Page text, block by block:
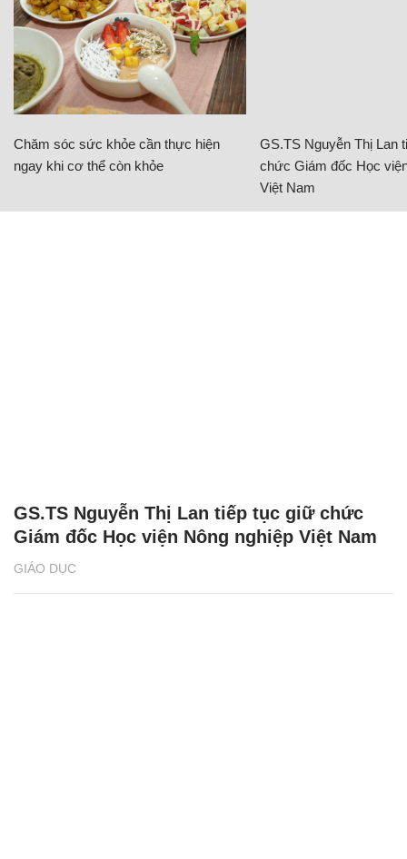
Chăm sóc sức khỏe cần thực hiện
ngay khi cơ thể còn khỏe
GS.TS Nguyễn Thị Lan
chức Giám đốc Học
Việt Nam
GIÁO DỤC
GS.TS Nguyễn Thị Lan tiếp tục giữ chức
Giám đốc Học viện Nông nghiệp Việt Nam